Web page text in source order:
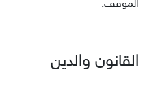
الموقف.
القانون والدين